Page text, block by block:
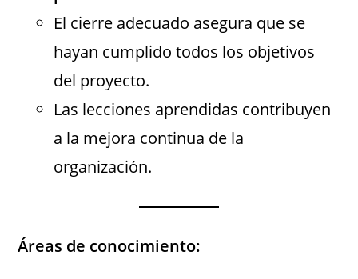
El cierre adecuado asegura que se
hayan cumplido todos los objetivos
del proyecto.
Las lecciones aprendidas contribuyen
a la mejora continua de la
organización.
Áreas de conocimiento: